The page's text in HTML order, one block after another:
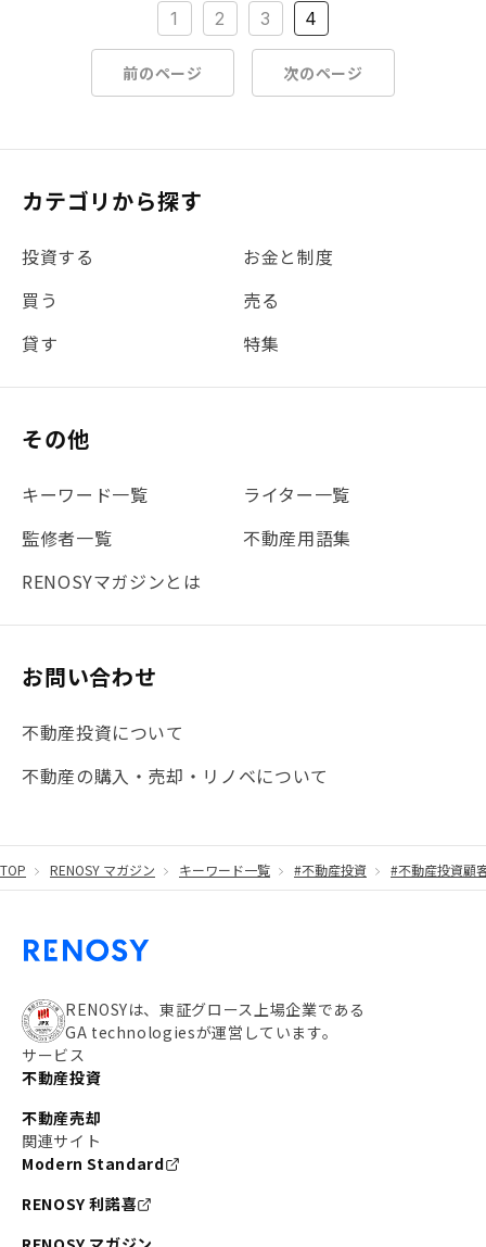
1 2 3 4
前のページ 次のページ
カテゴリから探す
投資する
お金と制度
買う
売る
貸す
特集
その他
キーワード一覧
ライター一覧
監修者一覧
不動産用語集
RENOSYマガジンとは
お問い合わせ
不動産投資について
不動産の購入・売却・リノベについて
TOP RENOSY マガジン キーワード一覧 #不動産投資 #不動産投資顧
RENOSYは、東証グロース上場企業である
GA technologiesが運営しています。
サービス
不動産投資
不動産売却
関連サイト
Modern Standard
RENOSY 利諾喜